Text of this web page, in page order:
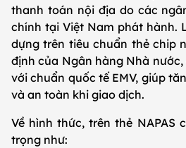
thanh toán nội địa do các
chính tại Việt Nam phát hành.
dựng trên tiêu chuẩn thẻ chip
định của Ngân hàng Nhà
với chuẩn quốc tế EMV, giúp
và an toàn khi giao dịch.
Về hình thức, trên thẻ NAPAS
trọng như: